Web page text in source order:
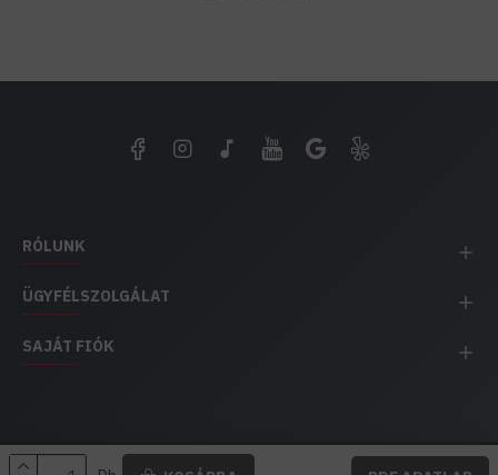
RÓLUNK
ÜGYFÉLSZOLGÁLAT
SAJÁT FIÓK
EH IMPEX / Copyright © 1991-2025 Energia Háza